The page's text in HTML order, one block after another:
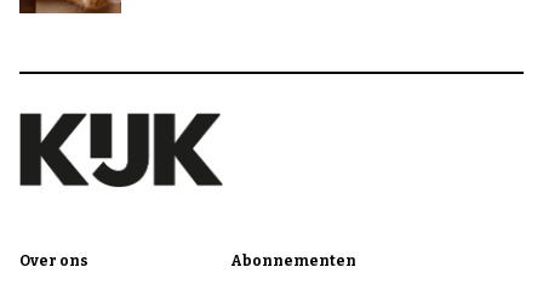
Over ons Abonnementen